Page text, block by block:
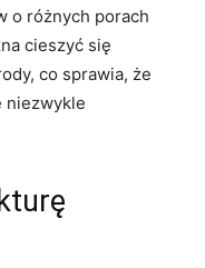
o różnych porach
cieszyć się
co sprawia, że
niezwykle